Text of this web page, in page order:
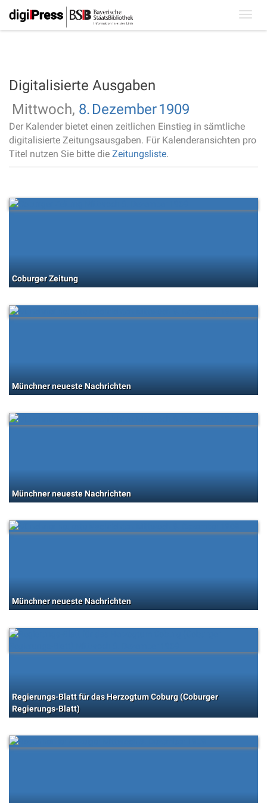
Digitalisierte Ausgaben
Mittwoch, 8. Dezember1909
Der Kalender bietet einen zeitlichen Einstieg in sämtliche
digitalisierte Zeitungsausgaben. Für Kalenderansichten pro
Titel nutzen Sie bitte die Zeitungsliste.
Coburger Zeitung
Münchner neueste Nachrichten
Münchner neueste Nachrichten
Münchner neueste Nachrichten
Regierungs-Blatt für das Herzogtum Coburg (Coburger
Regierungs-Blatt)